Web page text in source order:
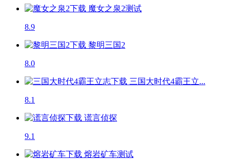
魔女之泉2测试
8.9
黎明三国2
8.0
三国大时代4霸王立...
8.1
谎言侦探
9.1
熔岩矿车测试